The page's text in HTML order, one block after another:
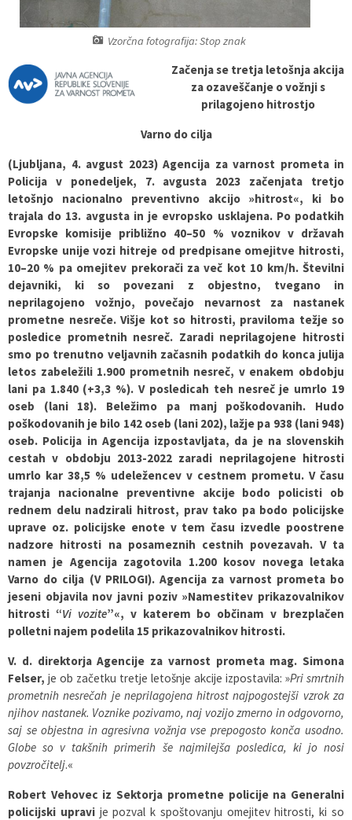
Vzorčna fotografija: Stop znak
Začenja se tretja letošnja akcija
za ozaveščanje o vožnji s
prilagojeno hitrostjo
Varno do cilja
(Ljubljana, 4. avgust 2023) Agencija za varnost prometa in
Policija v ponedeljek, 7. avgusta 2023 začenjata tretjo
letošnjo nacionalno preventivno akcijo »hitrost«, ki bo
trajala do 13. avgusta in je evropsko usklajena. Po podatkih
Evropske komisije približno 40–50 % voznikov v državah
Evropske unije vozi hitreje od predpisane omejitve hitrosti,
10–20 % pa omejitev prekorači za več kot 10 km/h. Številni
dejavniki, ki so povezani z objestno, tvegano in
neprilagojeno vožnjo, povečajo nevarnost za nastanek
prometne nesreče. Višje kot so hitrosti, praviloma težje so
posledice prometnih nesreč. Zaradi neprilagojene hitrosti
smo po trenutno veljavnih začasnih podatkih do konca julija
letos zabeležili 1.900 prometnih nesreč, v enakem obdobju
lani pa 1.840 (+3,3 %). V posledicah teh nesreč je umrlo 19
oseb (lani 18). Beležimo pa manj poškodovanih. Hudo
poškodovanih je bilo 142 oseb (lani 202), lažje pa 938 (lani 948)
oseb. Policija in Agencija izpostavljata, da je na slovenskih
cestah v obdobju 2013-2022 zaradi neprilagojene hitrosti
umrlo kar 38,5 % udeležencev v cestnem prometu. V času
trajanja nacionalne preventivne akcije bodo policisti ob
rednem delu nadzirali hitrost, prav tako pa bodo policijske
uprave oz. policijske enote v tem času izvedle poostrene
nadzore hitrosti na posameznih cestnih povezavah. V ta
namen je Agencija zagotovila 1.200 kosov novega letaka
Varno do cilja (V PRILOGI). Agencija za varnost prometa bo
jeseni objavila nov javni poziv »Namestitev prikazovalnikov
hitrosti “Vi vozite”«, v katerem bo občinam v brezplačen
polletni najem podelila 15 prikazovalnikov hitrosti.
V. d. direktorja Agencije za varnost prometa mag. Simona
Felser, je ob začetku tretje letošnje akcije izpostavila: »Pri smrtnih
prometnih nesrečah je neprilagojena hitrost najpogostejši vzrok za
njihov nastanek. Voznike pozivamo, naj vozijo zmerno in odgovorno,
saj se objestna in agresivna vožnja vse prepogosto konča usodno.
Globe so v takšnih primerih še najmilejša posledica, ki jo nosi
povzročitelj.«
Robert Vehovec iz Sektorja prometne policije na Generalni
policijski upravije pozval k spoštovanju omejitev hitrosti, ki so
Pobratene občine
Varstvo osebnih podatkov
Katalog informacij javnega značaja
Strategije, programi
Glasilo Občan
Proračun občine
Lokalna ponudba